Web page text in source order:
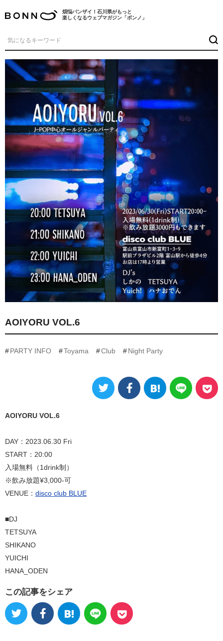
煩悩バンザイ！石川県がもっと
楽しくなるウェブマガジン「ボンノ」
AOIYORU VOL.6
PARTY INFO Toyama Club Night Party
AOIYORU VOL.6
DAY：2023.06.30 Fri
START：20:00
入場無料（1drink制）
※飲み放題¥3,000-可
VENUE： disco club BLUE
■DJ
TETSUYA
SHIKANO
YUICHI
HANA_ODEN
この記事をシェア